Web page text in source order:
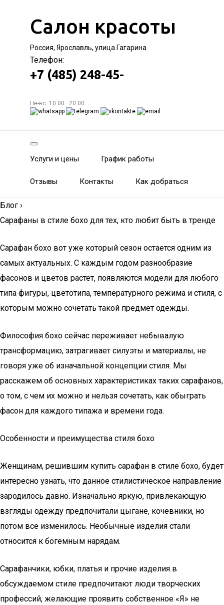
Салон красоты
Россия, Ярославль, улица Гагарина
Телефон:
+7 (485) 248-45-
Пн-вс: 10:00—20:00
Услуги и цены График работы
Отзывы Контакты Как добраться
Блог ›
Сарафаны в стиле бохо для тех, кто любит быть в тренде
Сарафан бохо вот уже который сезон остается одним из
самых актуальных. С каждым годом разнообразие
фасонов и цветов растет, появляются модели для любого
типа фигуры, цветотипа, температурного режима и стиля, с
которым можно сочетать такой предмет одежды.
Философия бохо сейчас переживает небывалую
трансформацию, затрагивает силуэты и материалы, не
говоря уже об изначальной концепции стиля. Мы
расскажем об основных характеристиках таких сарафанов,
о том, с чем их можно и нельзя сочетать, как обыграть
фасон для каждого типажа и времени года.
Особенности и преимущества стиля бохо
Женщинам, решившим купить сарафан в стиле бохо, будет
интересно узнать, что данное стилистическое направление
зародилось давно. Изначально яркую, привлекающую
взгляды одежду предпочитали цыгане, кочевники, но
потом все изменилось. Необычные изделия стали
относится к богемным нарядам.
Сарафанчики, юбки, платья и прочие изделия в
обсуждаемом стиле предпочитают люди творческих
профессий, желающие проявить собственное «Я» не